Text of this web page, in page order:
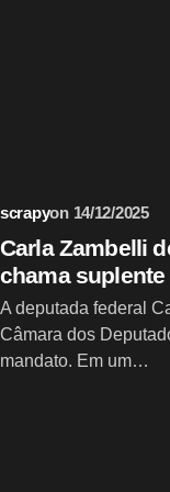
scrapyon 14/12/2025
Carla Zambelli
chama
A deputada federal
Câmara dos
mandato. Em um…